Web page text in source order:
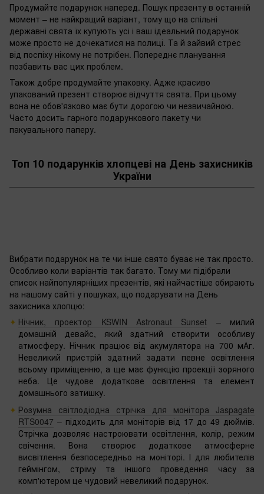
Продумайте подарунок наперед. Пошук презенту в останній
момент – не найкращий варіант, тому що на спільні
державні свята їх купують усі і ваш ідеальний подарунок
може просто не дочекатися на полиці. Та й зайвий стрес
від поспіху нікому не потрібен. Попереднє планування
позбавить вас цих проблем.
Також добре продумайте упаковку. Адже красиво
упакований презент створює відчуття свята. При цьому
вона не обов'язково має бути дорогою чи незвичайною.
Часто досить гарного подарункового пакету чи
пакувального паперу.
Топ 10 подарунків хлопцеві на День захисників
України
Вибрати подарунок на те чи інше свято буває не так просто.
Особливо коли варіантів так багато. Тому ми підібрали
список найпопулярніших презентів, які найчастіше обирають
на нашому сайті у пошуках, що подарувати на День
захисника хлопцю:
Нічник, проектор KSWIN Astronaut Sunset – милий
домашній девайс, який здатний створити особливу
атмосферу. Нічник працює від акумулятора на 700 мАг.
Невеликий пристрій здатний задати певне освітлення
всьому приміщенню, а ще має функцію проекції зоряного
неба. Це чудове додаткове освітлення та елемент
домашнього затишку.
Розумна світлодіодна стрічка для монітора Jaspagate
RTS0047 – підходить для моніторів від 17 до 49 дюймів.
Стрічка дозволяє настроювати освітлення, колір, режим
свічення. Вона створює додаткове атмосферне
висвітлення безпосередньо на моніторі. І для любителів
геймінгом, стріму та іншого проведення часу за
комп'ютером це чудовий невеликий подарунок.